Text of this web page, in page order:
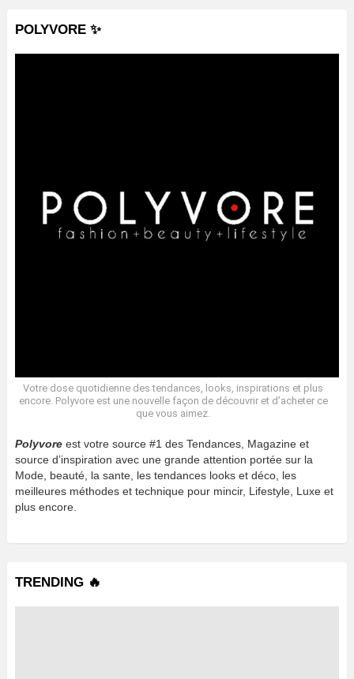
POLYVORE ✨
Votre dose quotidienne des tendances, looks, inspirations et plus
encore. Polyvore est une nouvelle façon de découvrir et d’acheter ce
que vous aimez.
Polyvore est votre source #1 des Tendances, Magazine et
source d’inspiration avec une grande attention portée sur la
Mode, beauté, la sante, les tendances looks et déco, les
meilleures méthodes et technique pour mincir, Lifestyle, Luxe et
plus encore.
TRENDING 🔥